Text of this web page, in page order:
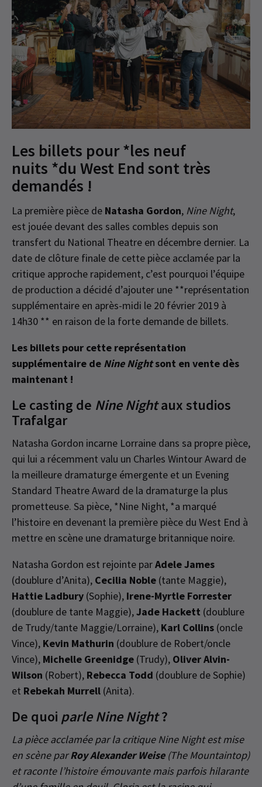
Les billets pour *les neuf
nuits *du West End sont très
demandés !
La première pièce de Natasha Gordon, Nine Night,
est jouée devant des salles combles depuis son
transfert du National Theatre en décembre dernier. La
date de clôture finale de cette pièce acclamée par la
critique approche rapidement, c’est pourquoi l’équipe
de production a décidé d’ajouter une **représentation
supplémentaire en après-midi le 20 février 2019 à
14h30 ** en raison de la forte demande de billets.
Les billets pour cette représentation
supplémentaire de Nine Nightsont en vente dès
maintenant !
Le casting de Nine Nightaux studios
Trafalgar
Natasha Gordon incarne Lorraine dans sa propre pièce,
qui lui a récemment valu un Charles Wintour Award de
la meilleure dramaturge émergente et un Evening
Standard Theatre Award de la dramaturge la plus
prometteuse. Sa pièce, *Nine Night, *a marqué
l’histoire en devenant la première pièce du West End à
mettre en scène une dramaturge britannique noire.
Natasha Gordon est rejointe parAdele James
(doublure d’Anita), Cecilia Noble (tante Maggie),
Hattie Ladbury (Sophie), Irene-Myrtle Forrester
(doublure de tante Maggie),Jade Hackett (doublure
de Trudy/tante Maggie/Lorraine), Karl Collins (oncle
Vince), Kevin Mathurin (doublure de Robert/oncle
Vince), Michelle Greenidge (Trudy), Oliver Alvin-
Wilson (Robert), Rebecca Todd (doublure de Sophie)
et Rebekah Murrell (Anita).
De quoi parle Nine Night?
La pièce acclamée par la critique Nine Night est mise
en scène parRoy Alexander Weise(The Mountaintop)
et raconte l’histoire émouvante mais parfois hilarante